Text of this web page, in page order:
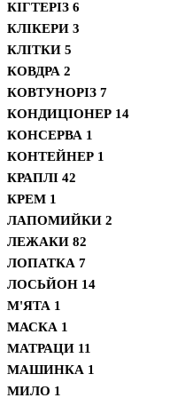
КІГТЕРІЗ 6
КЛІКЕРИ 3
КЛІТКИ 5
КОВДРА 2
КОВТУНОРІЗ 7
КОНДИЦІОНЕР 14
КОНСЕРВА 1
КОНТЕЙНЕР 1
КРАПЛІ 42
КРЕМ 1
ЛАПОМИЙКИ 2
ЛЕЖАКИ 82
ЛОПАТКА 7
ЛОСЬЙОН 14
М'ЯТА 1
МАСКА 1
МАТРАЦИ 11
МАШИНКА 1
МИЛО 1